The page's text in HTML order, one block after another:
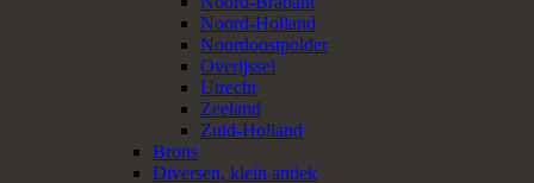
Noord-Holland
Noordoostpolder
Overijssel
Utrecht
Zeeland
Zuid-Holland
Brons
Diversen, klein antiek